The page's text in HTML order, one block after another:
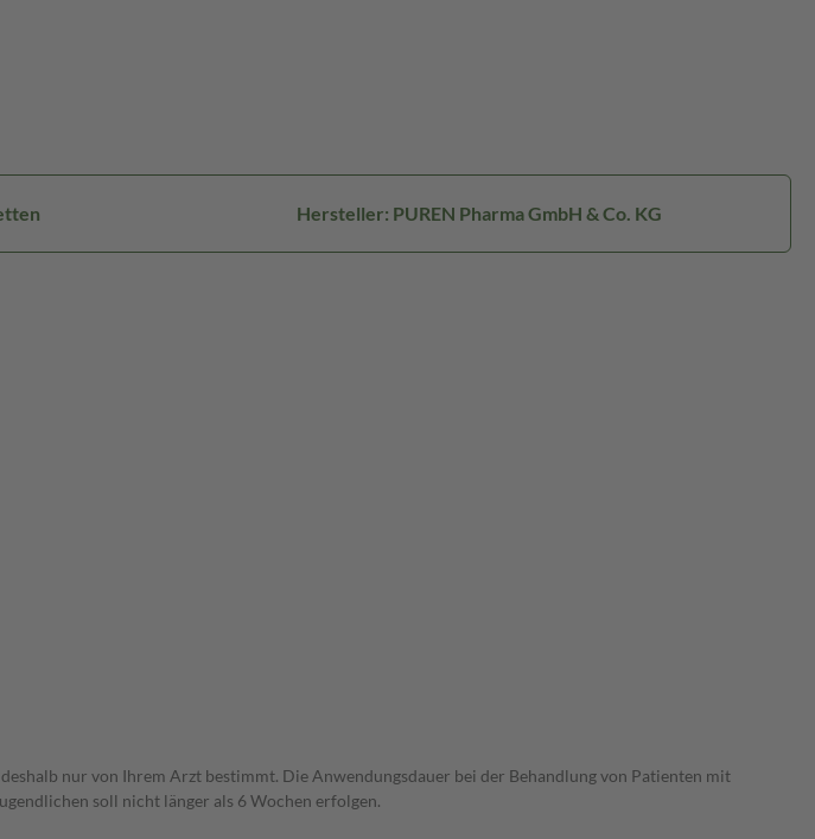
Hersteller: PUREN Pharma GmbH & Co. KG
nur von Ihrem Arzt bestimmt. Die Anwendungsdauer bei der Behandlung von Patienten mit
soll nicht länger als 6 Wochen erfolgen.